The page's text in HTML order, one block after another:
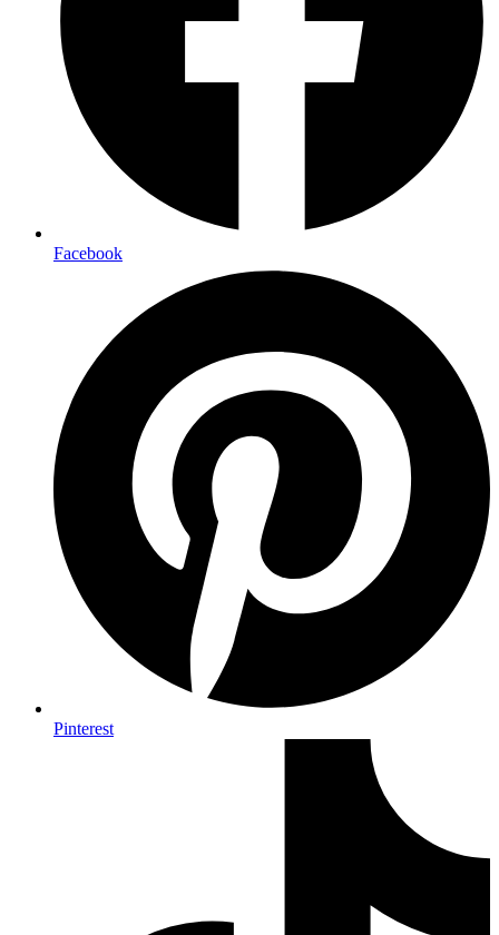
Facebook
Pinterest